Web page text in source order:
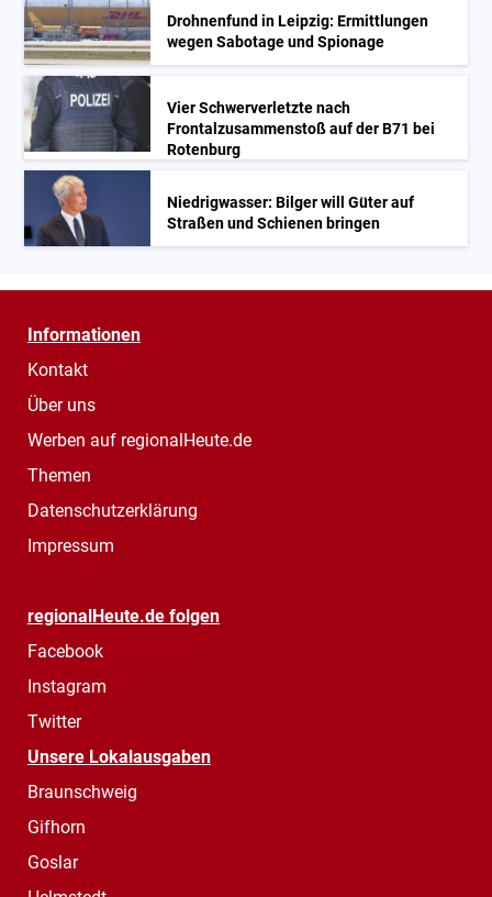
Drohnenfund in Leipzig: Ermittlungen
wegen Sabotage und Spionage
Vier Schwerverletzte nach
Frontalzusammenstoß auf der B71 bei
Rotenburg
Niedrigwasser: Bilger will Güter auf
Straßen und Schienen bringen
Informationen
Kontakt
Über uns
Werben auf regionalHeute.de
Themen
Datenschutzerklärung
Impressum
regionalHeute.de folgen
Facebook
Instagram
Twitter
Unsere Lokalausgaben
Braunschweig
Gifhorn
Goslar